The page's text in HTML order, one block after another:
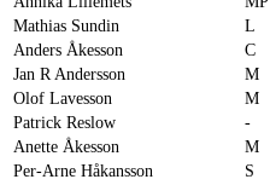
Mathias Sundin
L
Anders Åkesson
C
Jan R Andersson
M
Olof Lavesson
M
Patrick Reslow
-
Anette Åkesson
M
Per-Arne Håkansson
S